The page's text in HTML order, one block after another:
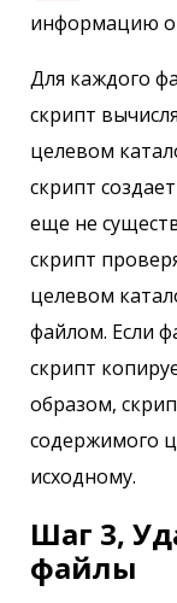
информацию о
Для каждого
скрипт
целевом
скрипт
еще не
скрипт
целевом
файлом. Если
скрипт
образом,
содержимого
исходному.
Шаг 3,
файлы